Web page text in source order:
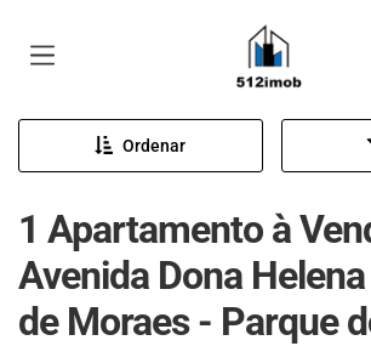
Página inicial
Ordenar
1 Apartamento à
Avenida Dona
de Moraes - Parque